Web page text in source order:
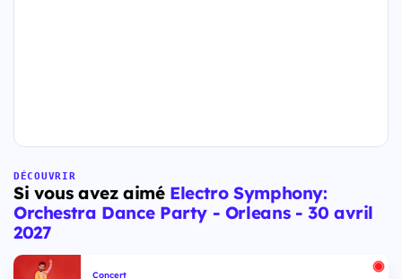
DÉCOUVRIR
Si vous avez aimé Electro Symphony:
Orchestra Dance Party - Orleans - 30 avril
2027
Concert